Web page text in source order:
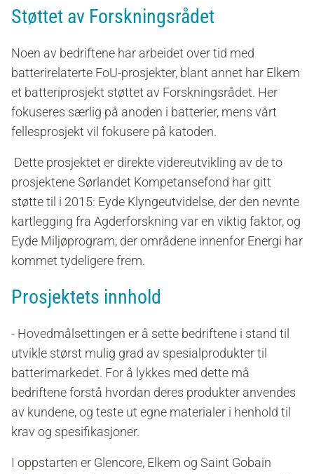
Støttet av Forskningsrådet
Noen av bedriftene har arbeidet over tid med
batterirelaterte FoU-prosjekter, blant annet har Elkem
et batteriprosjekt støttet av Forskningsrådet. Her
fokuseres særlig på anoden i batterier, mens vårt
fellesprosjekt vil fokusere på katoden.
Dette prosjektet er direkte videreutvikling av de to
prosjektene Sørlandet Kompetansefond har gitt
støtte til i 2015: Eyde Klyngeutvidelse, der den nevnte
kartlegging fra Agderforskning var en viktig faktor, og
Eyde Miljøprogram, der områdene innenfor Energi har
kommet tydeligere frem.
Prosjektets innhold
- Hovedmålsettingen er å sette bedriftene i stand til
utvikle størst mulig grad av spesialprodukter til
batterimarkedet. For å lykkes med dette må
bedriftene forstå hvordan deres produkter anvendes
av kundene, og teste ut egne materialer i henhold til
krav og spesifikasjoner.
I oppstarten er Glencore, Elkem og Saint Gobain